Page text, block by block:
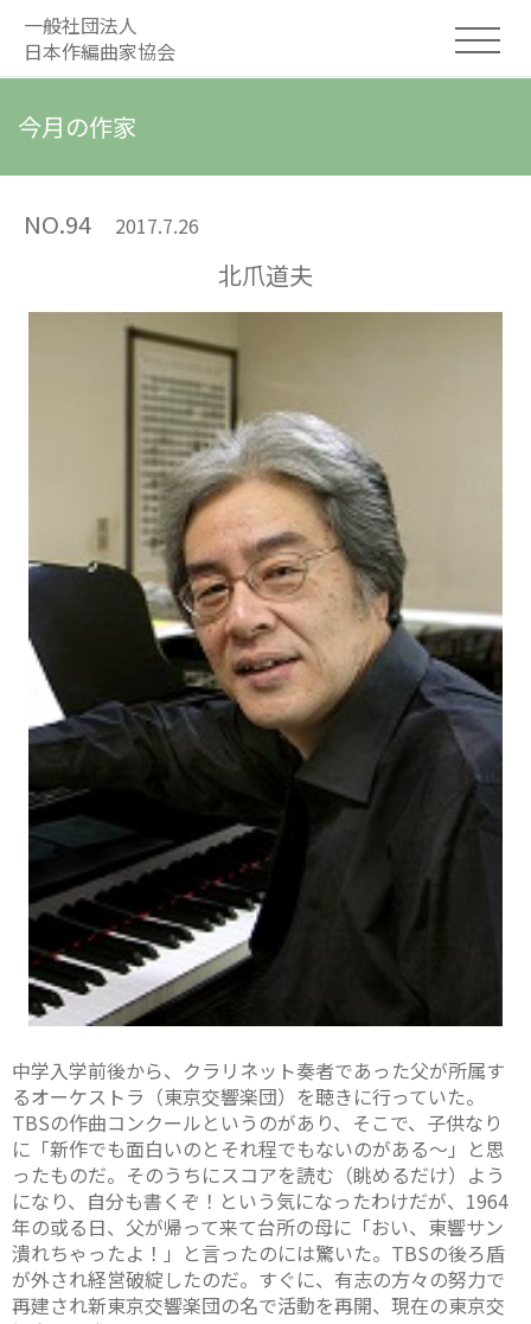
一般社団法人
日本作編曲家協会
今月の作家
NO.94 2017.7.26
北爪道夫
中学入学前後から、クラリネット奏者であった父が所属す
るオーケストラ（東京交響楽団）を聴きに行っていた。
TBSの作曲コンクールというのがあり、そこで、子供なり
に「新作でも面白いのとそれ程でもないのがある～」と思
ったものだ。そのうちにスコアを読む（眺めるだけ）よう
になり、自分も書くぞ！という気になったわけだが、1964
年の或る日、父が帰って来て台所の母に「おい、東響サン
潰れちゃったよ！」と言ったのには驚いた。TBSの後ろ盾
が外され経営破綻したのだ。すぐに、有志の方々の努力で
再建され新東京交響楽団の名で活動を再開、現在の東京交